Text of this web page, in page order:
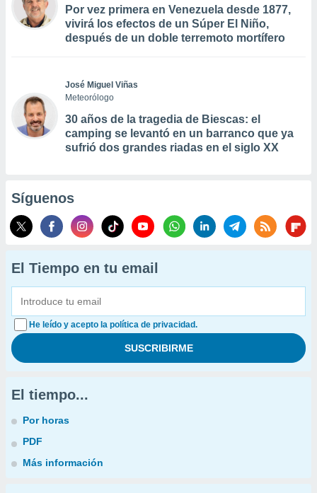
Por vez primera en Venezuela desde 1877,
vivirá los efectos de un Súper El Niño,
después de un doble terremoto mortífero
José Miguel Viñas
Meteorólogo
30 años de la tragedia de Biescas: el
camping se levantó en un barranco que ya
sufrió dos grandes riadas en el siglo XX
Síguenos
El Tiempo en tu email
He leído y acepto la política de privacidad.
El tiempo...
Por horas
PDF
Más información